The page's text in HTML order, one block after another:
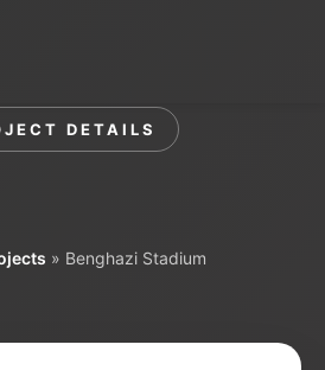
DETAILS
» Benghazi Stadium